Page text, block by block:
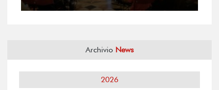
Archivio News
2026